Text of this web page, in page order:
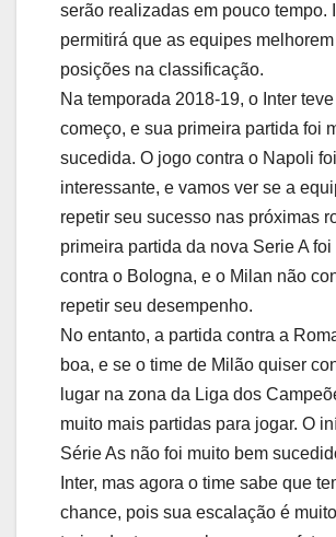
serão realizadas em pouco tempo.
permitirá que as equipes
posições na classificação.
Na temporada 2018-19, o Inter
começo, e sua primeira partida foi
sucedida. O jogo contra o Napoli
interessante, e vamos ver se a
repetir seu sucesso nas próximas
primeira partida da nova Serie A
contra o Bologna, e o Milan não
repetir seu desempenho.
No entanto, a partida contra a
boa, e se o time de Milão quiser
lugar na zona da Liga dos
muito mais partidas para jogar. O
Série As não foi muito bem
Inter, mas agora o time sabe que
chance, pois sua escalação é